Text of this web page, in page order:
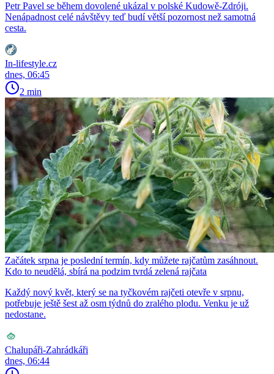
Petr Pavel se během dovolené ukázal v polské Kudowě-Zdróji.
Nenápadnost celé návštěvy teď budí větší pozornost než samotná
cesta.
In-lifestyle.cz
dnes, 06:45
2 min
Začátek srpna je poslední termín, kdy můžete rajčatům zasáhnout.
Kdo to neudělá, sbírá na podzim tvrdá zelená rajčata
Každý nový květ, který se na tyčkovém rajčeti otevře v srpnu,
potřebuje ještě šest až osm týdnů do zralého plodu. Venku je už
nedostane.
Chalupáři-Zahrádkáři
dnes, 06:44